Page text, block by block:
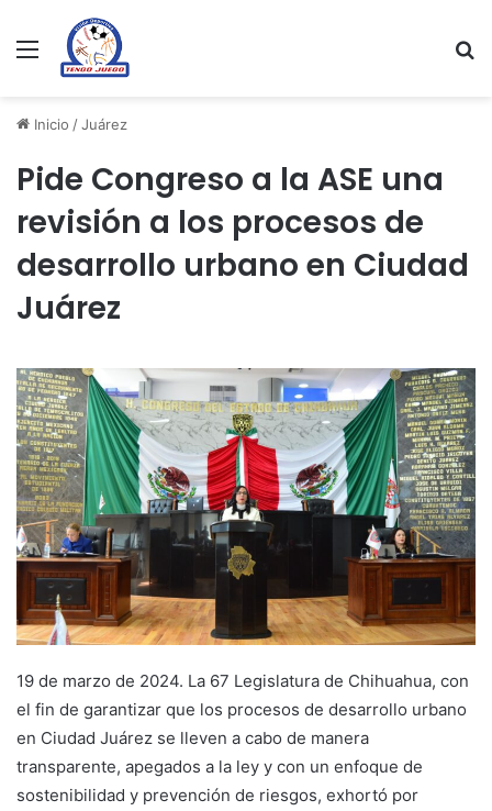
Menu
Inicio /Juárez
Pide Congreso a la ASE una
revisión a los procesos de
desarrollo urbano en Ciudad
Juárez
19 de marzo de 2024. La 67 Legislatura de Chihuahua, con
el fin de garantizar que los procesos de desarrollo urbano
en Ciudad Juárez se lleven a cabo de manera
transparente, apegados a la ley y con un enfoque de
sostenibilidad y prevención de riesgos, exhortó por